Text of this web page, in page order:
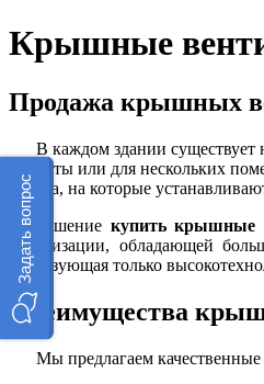
Крышные
Продажа крышных
В каждом здании существует
комнаты или для нескольких
короба, на которые
Решение купить крышные
организации, обладающей
реализующая только
Преимущества
Мы предлагаем качественные
Задать вопрос